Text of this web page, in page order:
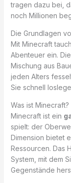
tragen dazu bei,
noch Millionen
Die Grundlagen
Mit Minecraft
Abenteuer ein.
Mischung aus
jeden Alters
Sie schnell
Was ist Minecraft?
Minecraft ist ein
spielt: der
Dimension bietet
Ressourcen. Das
System, mit dem
Gegenstände